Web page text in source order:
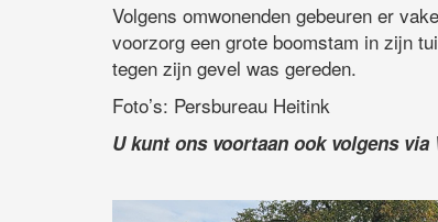
Volgens omwonenden gebeuren er
voorzorg een grote boomstam in zijn
tegen zijn gevel was gereden.
Foto’s: Persbureau Heitink
U kunt ons voortaan ook volgens via